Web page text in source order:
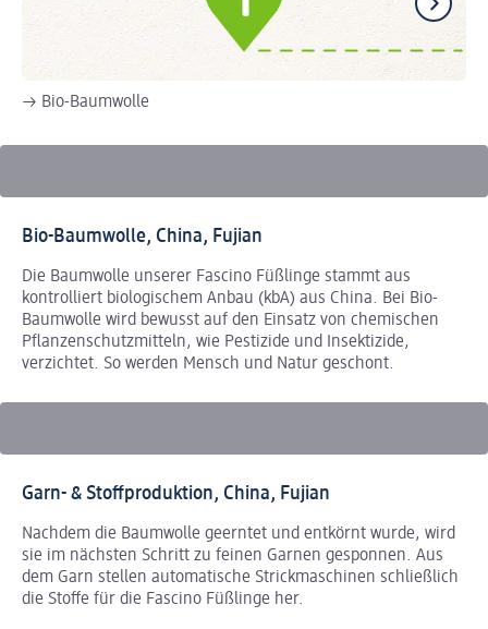
→ Bio-Baumwolle
Bio-Baumwolle, China, Fujian
Die Baumwolle unserer Fascino Füßlinge stammt aus
kontrolliert biologischem Anbau (kbA) aus China. Bei Bio-
Baumwolle wird bewusst auf den Einsatz von chemischen
Pflanzenschutzmitteln, wie Pestizide und Insektizide,
verzichtet. So werden Mensch und Natur geschont.
Garn- & Stoffproduktion, China, Fujian
Nachdem die Baumwolle geerntet und entkörnt wurde, wird
sie im nächsten Schritt zu feinen Garnen gesponnen. Aus
dem Garn stellen automatische Strickmaschinen schließlich
die Stoffe für die Fascino Füßlinge her.